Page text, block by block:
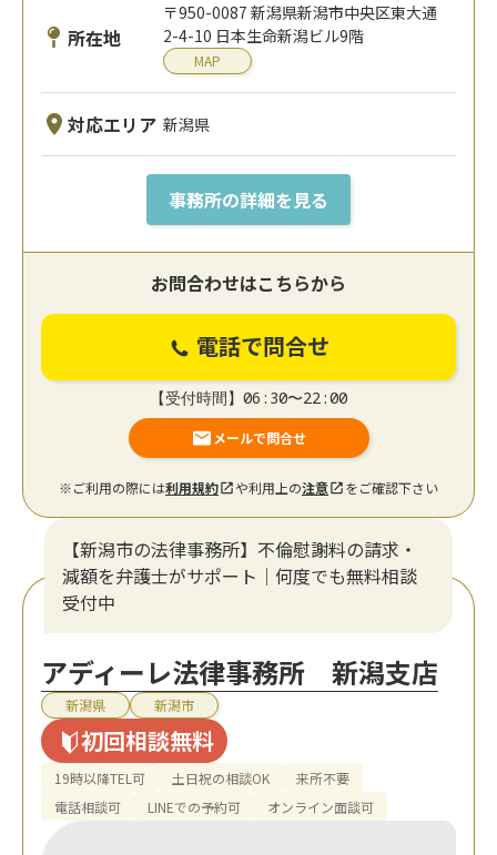
所在地
〒950-0087 新潟県新潟市中央区東大通
2-4-10 日本生命新潟ビル9階
MAP
対応エリア 新潟県
事務所の詳細を見る
お問合わせはこちらから
電話で問合せ
【受付時間】06:30〜22:00
メールで問合せ
※ご利用の際には利用規約 や利用上の注意 をご確認下さい
【新潟市の法律事務所】不倫慰謝料の請求・
減額を弁護士がサポート｜何度でも無料相談
受付中
アディーレ法律事務所 新潟支店
新潟県 新潟市
初回相談無料
19時以降TEL可 土日祝の相談OK
来所不要
電話相談可
LINEでの予約可 オンライン面談可